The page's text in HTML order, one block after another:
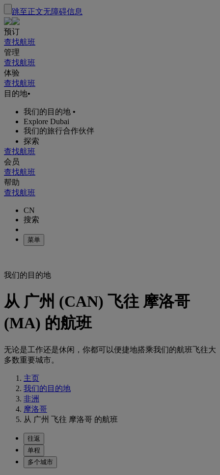
跳至正文无障碍信息
预订
查找航班
管理
查找航班
体验
查找航班
目的地•
我们的目的地 •
Explore Dubai
我们的旅行合作伙伴
探索
查找航班
会员
查找航班
帮助
查找航班
CN
搜索
菜单
我们的目的地
从 广州 (CAN) 飞往 摩洛哥
(MA) 的航班
无论是工作还是休闲，你都可以便捷地搭乘我们的航班飞往大
多数重要城市。
主页
我们的目的地
非洲
摩洛哥
从 广州 飞往 摩洛哥 的航班
往返
单程
多个城市